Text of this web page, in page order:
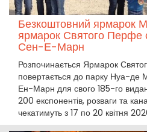
Безкоштовний ярмарок
ярмарок Святого Перфе
Сен-Е-Марн
Розпочинається Ярмарок
повертається до парку Нуа-
Ен-Марн для свого 185-го
200 експонентів, розваги та
чекатимуть з 17 по 20 квітня